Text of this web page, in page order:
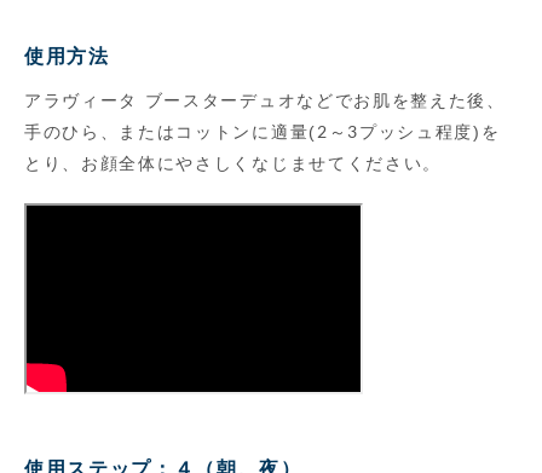
使用方法
アラヴィータ ブースターデュオなどでお肌を整えた後、
手のひら、またはコットンに適量(2～3プッシュ程度)を
とり、お顔全体にやさしくなじませてください。
使用ステップ：４（朝、夜）